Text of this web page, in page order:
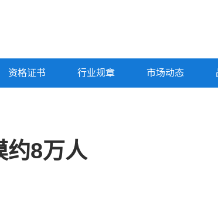
资格证书 行业规章 市场动态
约8万人